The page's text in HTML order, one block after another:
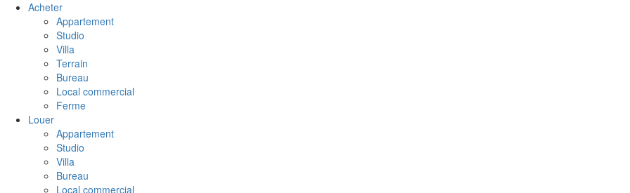
Acheter
Appartement
Studio
Villa
Terrain
Bureau
Local commercial
Ferme
Louer
Appartement
Studio
Villa
Bureau
Local commercial